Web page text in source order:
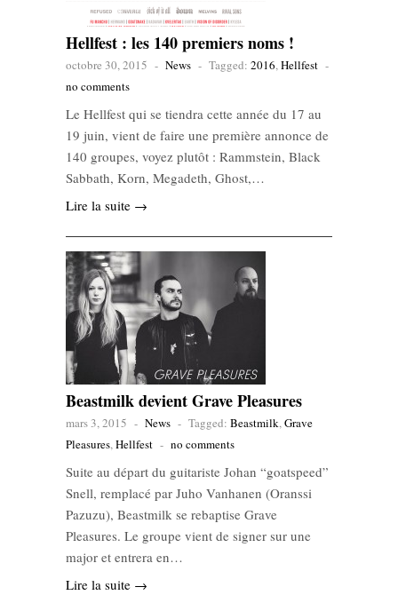
Hellfest : les 140 premiers noms !
octobre 30, 2015 - News - Tagged: 2016,Hellfest -
no comments
Le Hellfest qui se tiendra cette année du 17 au
19 juin, vient de faire une première annonce de
140 groupes, voyez plutôt : Rammstein, Black
Sabbath, Korn, Megadeth, Ghost,…
Lire la suite →
Beastmilk devient Grave Pleasures
mars 3, 2015 - News - Tagged: Beastmilk,Grave
Pleasures,Hellfest - no comments
Suite au départ du guitariste Johan “goatspeed”
Snell, remplacé par Juho Vanhanen (Oranssi
Pazuzu), Beastmilk se rebaptise Grave
Pleasures. Le groupe vient de signer sur une
major et entrera en…
Lire la suite →